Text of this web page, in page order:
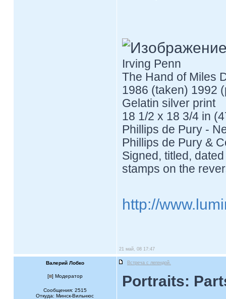
Irving Penn
The Hand of Miles
1986 (taken) 1992
Gelatin silver print
18 1/2 x 18 3/4 in
Phillips de Pury -
Phillips de Pury &
Signed, titled,
stamps on the
http://
21 май, 08 17:47
Валерий Лобко Встреча с легендой.
[ ] Модератор
Сообщения: 2515
Откуда: Минск-Вильнюс
Portraits: